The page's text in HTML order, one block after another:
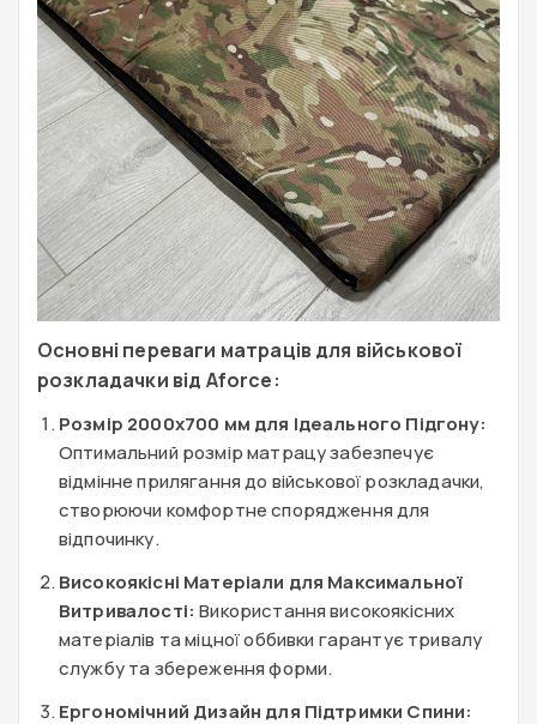
Основні переваги матраців для військової
розкладачки від Aforce:
Розмір 2000х700 мм для Ідеального Підгону:
Оптимальний розмір матрацу забезпечує
відмінне прилягання до військової розкладачки,
створюючи комфортне спорядження для
відпочинку.
Високоякісні Матеріали для Максимальної
Витривалості: Використання високоякісних
матеріалів та міцної оббивки гарантує тривалу
службу та збереження форми.
Ергономічний Дизайн для Підтримки Спини: